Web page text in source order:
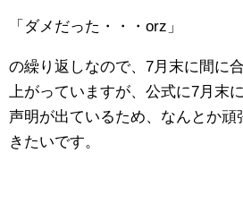
「ダメだった・・・orz」
の繰り返しなので、7月末に間に
上がっていますが、公式に7月末
声明が出ているため、なんとか
きたいです。